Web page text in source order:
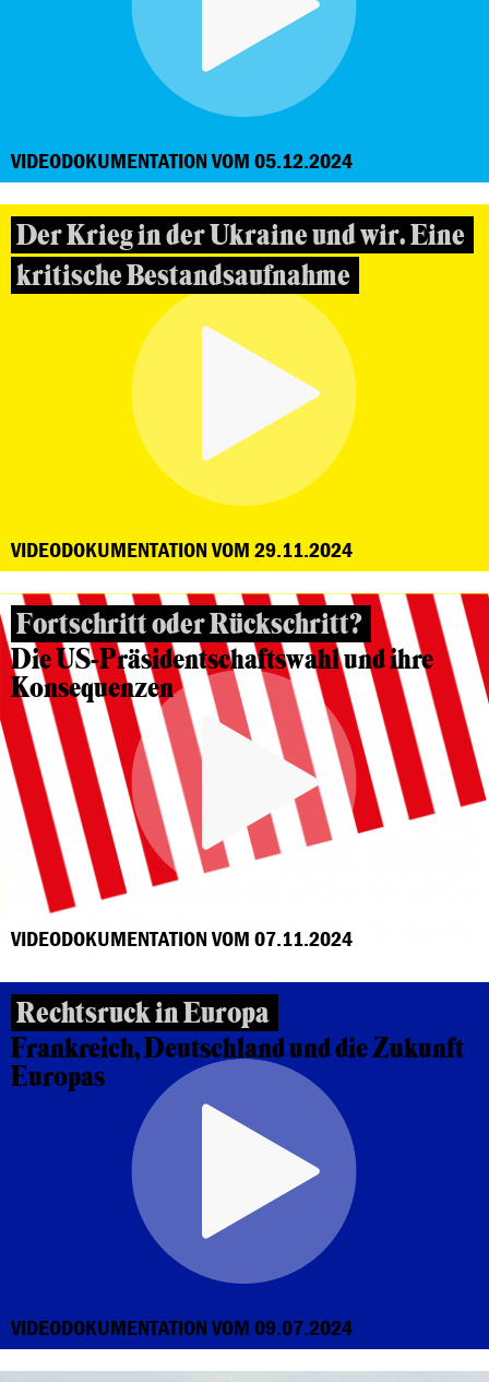
VIDEODOKUMENTATION VOM 05.12.2024
Der Krieg in der Ukraine und wir. Eine
kritische Bestandsaufnahme
VIDEODOKUMENTATION VOM 29.11.2024
Fortschritt oder Rückschritt?
Die US-Präsidentschaftswahl und ihre
Konsequenzen
VIDEODOKUMENTATION VOM 07.11.2024
Rechtsruck in Europa
Frankreich, Deutschland und die Zukunft
Europas
VIDEODOKUMENTATION VOM 09.07.2024